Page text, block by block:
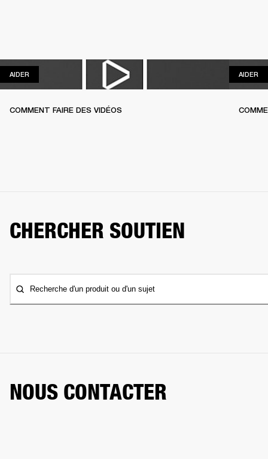
AIDER
COMMENT FAIRE DES VIDÉOS
AIDER
CHERCHER SOUTIEN
Recherche d'un produit ou d'un sujet
NOUS CONTACTER